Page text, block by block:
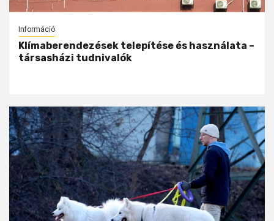
Információ
Klímaberendezések telepítése és használata –
társasházi tudnivalók